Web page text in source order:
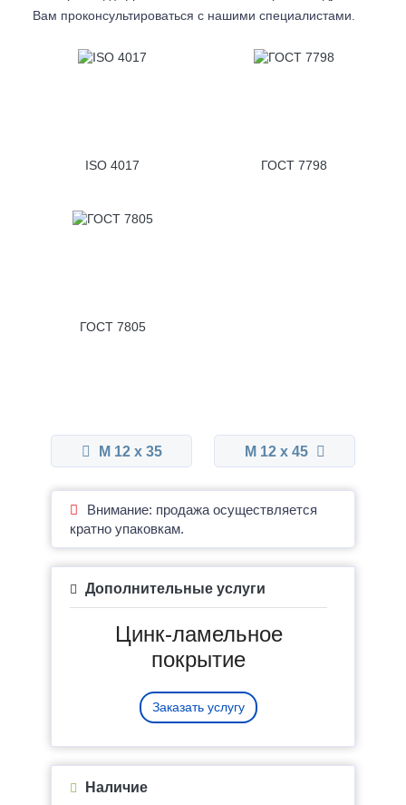
Вам проконсультироваться с нашими специалистами.
ISO 4017 ГОСТ 7798
ГОСТ 7805
М 12 x 35 М 12 x 45
Внимание: продажа осуществляется
кратно упаковкам.
Дополнительные услуги
Цинк-ламельное
покрытие
Заказать услугу
Наличие